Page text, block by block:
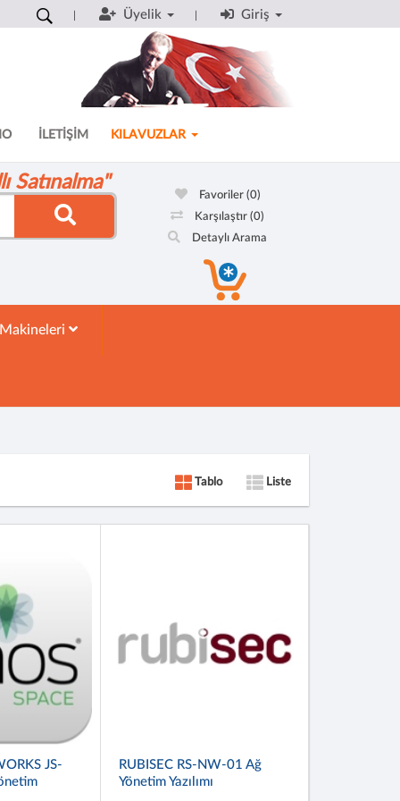
Üyelik Giriş
İLETİŞİM KILAVUZLAR
Satınalma"
Favoriler (0)
Karşılaştır (0)
Detaylı Arama
Tablo Liste
JS-
RUBISEC RS-NW-01 Ağ
Yönetim Yazılımı